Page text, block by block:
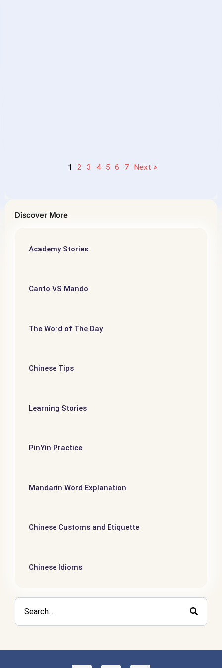
1 2 3 4 5 6 7 Next »
Discover More
Academy Stories
Canto VS Mando
The Word of The Day
Chinese Tips
Learning Stories
PinYin Practice
Mandarin Word Explanation
Chinese Customs and Etiquette
Chinese Idioms